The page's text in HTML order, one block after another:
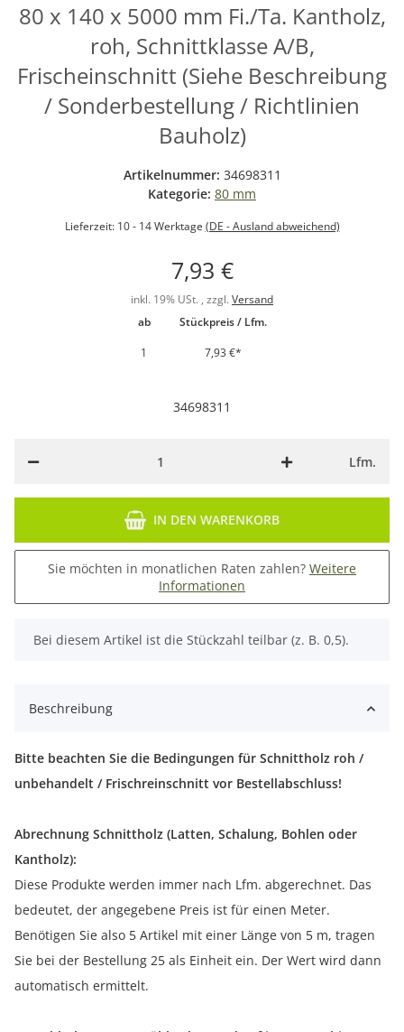
80 x 140 x 5000 mm Fi./Ta. Kantholz,
roh, Schnittklasse A/B,
Frischeinschnitt (Siehe Beschreibung
/ Sonderbestellung / Richtlinien
Bauholz)
Artikelnummer: 34698311
Kategorie: 80 mm
Lieferzeit: 10 - 14 Werktage (DE - Ausland abweichend)
7,93 €
inkl. 19% USt. , zzgl. Versand
ab
Stückpreis / Lfm.
1
7,93 €*
34698311
Lfm.
IN DEN WARENKORB
Sie möchten in monatlichen Raten zahlen? Weitere
Informationen
x
Bei diesem Artikel ist die Stückzahl teilbar (z. B. 0,5).
Beschreibung
Bitte beachten Sie die Bedingungen für Schnittholz roh /
unbehandelt / Frischreinschnitt vor Bestellabschluss!
Abrechnung Schnittholz (Latten, Schalung, Bohlen oder
Kantholz):
Diese Produkte werden immer nach Lfm. abgerechnet. Das
bedeutet, der angegebene Preis ist für einen Meter.
Benötigen Sie also 5 Artikel mit einer Länge von 5 m, tragen
Sie bei der Bestellung 25 als Einheit ein. Der Wert wird dann
automatisch ermittelt.